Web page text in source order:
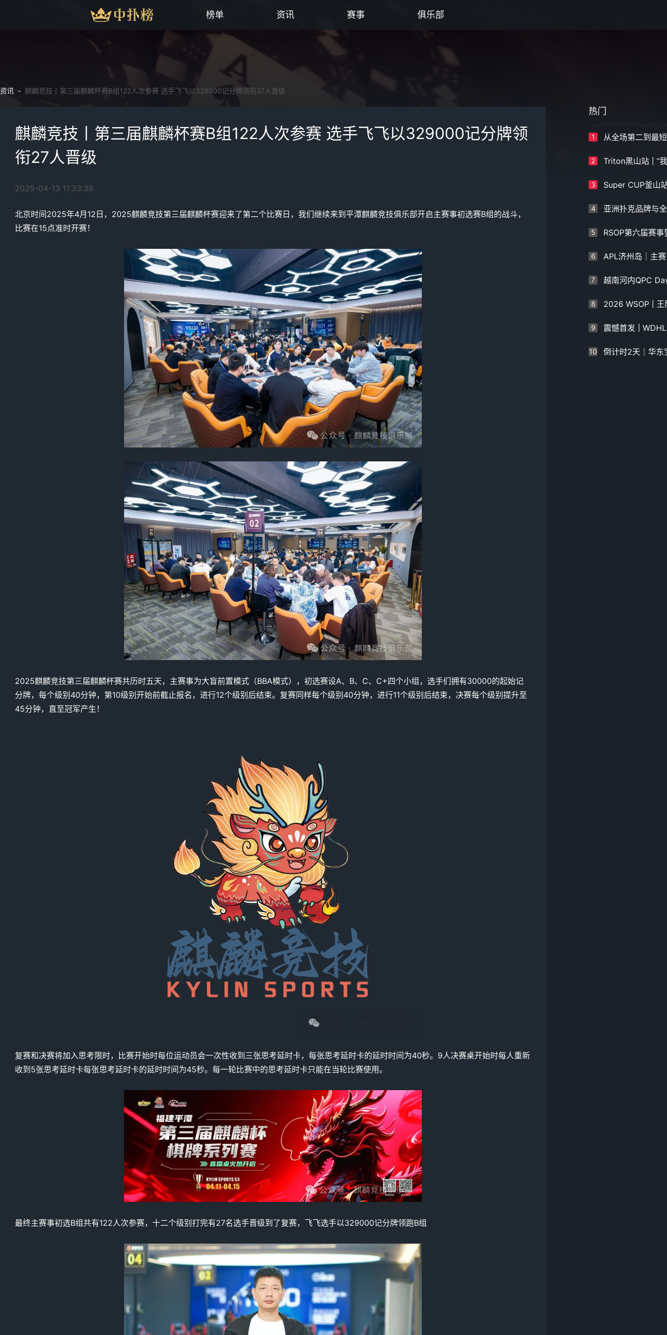
榜单 资讯 赛事 俱乐部
资讯 - 麒麟竞技丨第三届麒麟杯赛B组122人次参赛 选手飞飞以329000记分牌领衔27人晋级
麒麟竞技丨第三届麒麟杯赛B组122人次参赛 选手飞飞以329000记分牌领
衔27人晋级
2025-04-13 11:33:39
北京时间2025年4月12日，2025麒麟竞技第三届麒麟杯赛迎来了第二个比赛日，我们继续来到平潭麒麟竞技俱乐部开启主赛事初选赛B组的战斗，
比赛在15点准时开赛！
2025麒麟竞技第三届麒麟杯赛共历时五天，主赛事为大盲前置模式（BBA模式），初选赛设A、B、C、C+四个小组，选手们拥有30000的起始记
分牌，每个级别40分钟，第10级别开始前截止报名，进行12个级别后结束。复赛同样每个级别40分钟，进行11个级别后结束，决赛每个级别提升至
45分钟，直至冠军产生！
复赛和决赛将加入思考限时，比赛开始时每位运动员会一次性收到三张思考延时卡，每张思考延时卡的延时时间为40秒。9人决赛桌开始时每人重新
收到5张思考延时卡每张思考延时卡的延时时间为45秒。每一轮比赛中的思考延时卡只能在当轮比赛使用。
最终主赛事初选B组共有122人次参赛，十二个级别打完有27名选手晋级到了复赛，飞飞选手以329000记分牌领跑B组
热门
1
2
3
4
5
6
7
8
9
10